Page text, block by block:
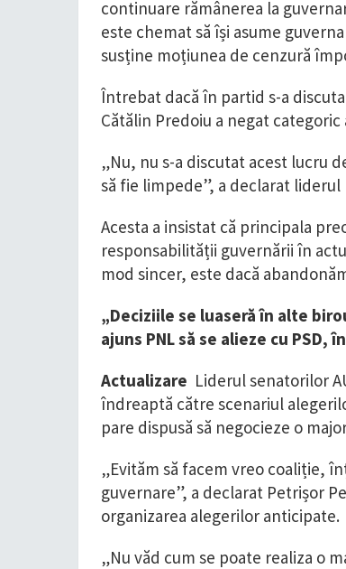
continuare rămânerea la
este chemat să își asume
susține moțiunea de cenzură
Întrebat dacă în partid s-a
Cătălin Predoiu a negat categoric
„Nu, nu s-a discutat acest lucru
să fie limpede”, a declarat liderul
Acesta a insistat că principala
responsabilității guvernării în
mod sincer, este dacă
„Deciziile se luaseră în alte
ajuns PNL să se alieze cu PSD,
Actualizare Liderul senatorilor
îndreaptă către scenariul
pare dispusă să negocieze o
„Evităm să facem vreo coaliție,
guvernare”, a declarat Petrișor
organizarea alegerilor anticipate.
„Nu văd cum se poate realiza o